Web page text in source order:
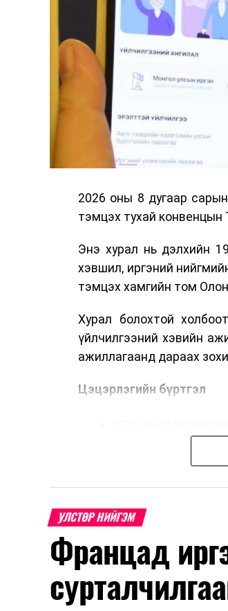
2026 оны 8 дугаар
тэмцэх тухай конвенцын
Энэ хурал нь дэлхийн
хэвшил, иргэний
тэмцэх хамгийн том
Хурал болохтой
үйлчилгээний хэвийн
ажиллагаанд дараах
Цэцэрлэгийн бүртгэл
2026 оны 8 дугаар
Энэ хугацаанд
2026 оны 9 дүгээр
2026 оны 9 дүгээр
УЛСТӨР НИЙГЭМ
Францад